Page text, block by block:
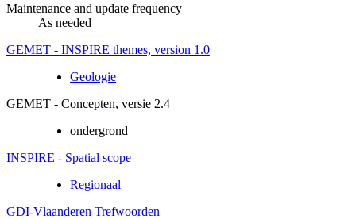
Maintenance and update frequency
As needed
GEMET - INSPIRE themes, version 1.0
Geologie
GEMET - Concepten, versie 2.4
ondergrond
INSPIRE - Spatial scope
Regionaal
GDI-Vlaanderen Trefwoorden